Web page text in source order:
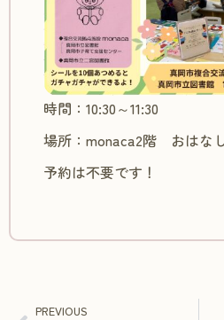
時間：10:30～11:30
場所：monaca2階 おはな
予約は不要です！
PREVIOUS